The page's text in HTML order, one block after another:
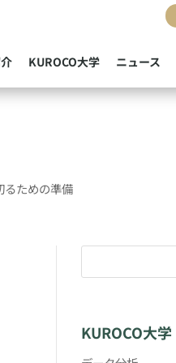
KUROCO大学 ニュース
るための準備
KUROCO大学